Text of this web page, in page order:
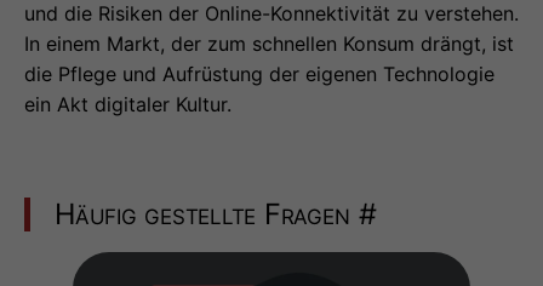
und die Risiken der Online-Konnektivität zu verstehen.
In einem Markt, der zum schnellen Konsum drängt, ist
die Pflege und Aufrüstung der eigenen Technologie
ein Akt digitaler Kultur.
Häufig gestellte Fragen #